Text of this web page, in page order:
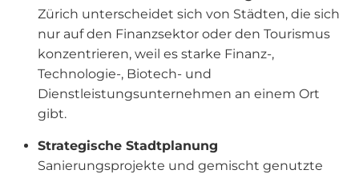
Zürich unterscheidet sich von Städten, die sich
nur auf den Finanzsektor oder den Tourismus
konzentrieren, weil es starke Finanz-,
Technologie-, Biotech- und
Dienstleistungsunternehmen an einem Ort
gibt.
Strategische Stadtplanung
Sanierungsprojekte und gemischt genutzte